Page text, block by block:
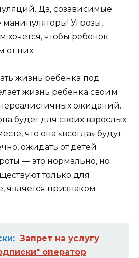
Да, созависимые
Угрозы,
хочется, чтобы ребенок
от них.
жизнь ребенка под
жизнь ребенка своим
ожиданий.
будет для своих взрослых
что она «всегда» будут
ожидать от детей
— это нормально, но
только для
является признаком
Запрет на услугу
оператор